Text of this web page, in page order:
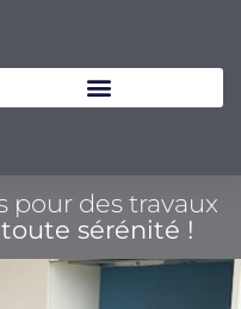
pour des travaux
sérénité !